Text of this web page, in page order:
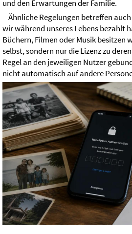
und den Erwartungen der Familie.
Ähnliche Regelungen betreffen
wir während unseres Lebens bezahlt
Büchern, Filmen oder Musik besitzen
selbst, sondern nur die Lizenz zu
Regel an den jeweiligen Nutzer
nicht automatisch auf andere